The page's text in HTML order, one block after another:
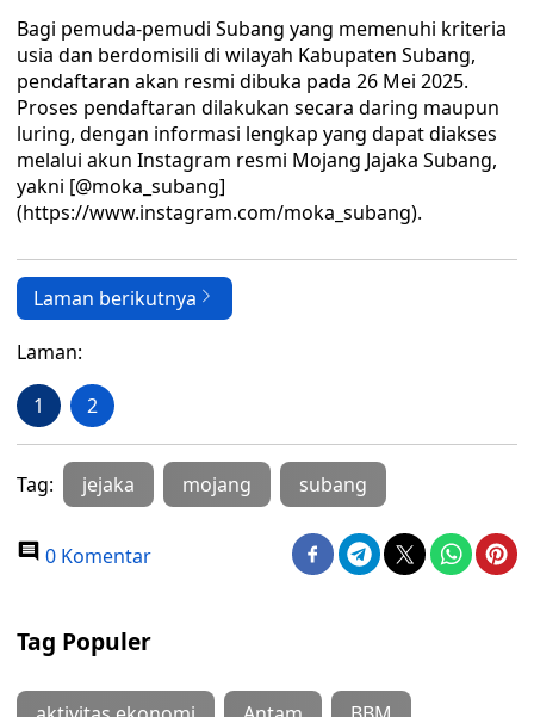
Bagi pemuda-pemudi Subang yang memenuhi kriteria
usia dan berdomisili di wilayah Kabupaten Subang,
pendaftaran akan resmi dibuka pada 26 Mei 2025.
Proses pendaftaran dilakukan secara daring maupun
luring, dengan informasi lengkap yang dapat diakses
melalui akun Instagram resmi Mojang Jajaka Subang,
yakni [@moka_subang]
(https://www.instagram.com/moka_subang).
Laman berikutnya
Laman:
1 2
Tag: jejaka mojang subang
0 Komentar
Tag Populer